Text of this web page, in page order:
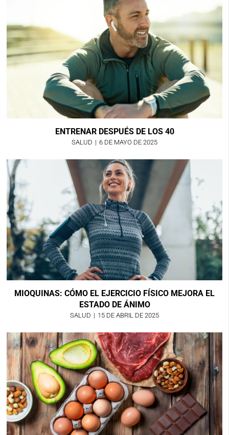
ENTRENAR DESPUÉS DE LOS 40
SALUD | 6 DE MAYO DE 2025
MIOQUINAS: CÓMO EL EJERCICIO FÍSICO MEJORA EL
ESTADO DE ÁNIMO
SALUD | 15 DE ABRIL DE 2025